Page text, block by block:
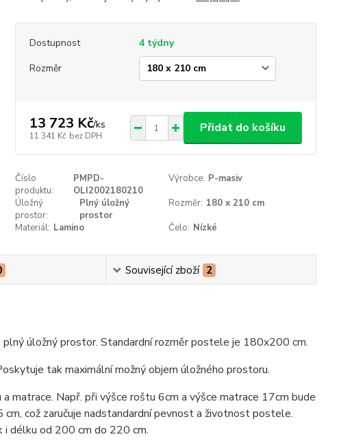
Dostupnost
4 týdny
Rozměr
13 723 Kč/ks
11 341 Kč bez DPH
Přidat do košíku
Číslo
produktu:
PMPD-
OLI2002180210
Výrobce: P-masiv
Úložný
prostor:
Plný úložný
prostor
Rozměr: 180 x 210 cm
Materiál: Lamino Čelo: Nízké
Související zboží 2
úložný prostor. Standardní rozměr postele je 180x200 cm.
tak maximální možný objem úložného prostoru.
matrace. Např. při výšce roštu 6cm a výšce matrace 17cm bude
což zaručuje nadstandardní pevnost a životnost postele.
délku od 200 cm do 220 cm.